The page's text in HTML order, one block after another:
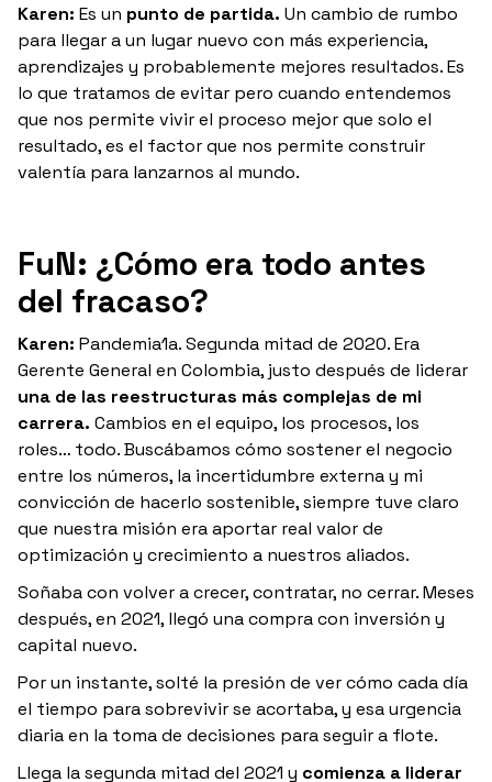
Karen: Es un punto de partida. Un cambio de rumbo
para llegar a un lugar nuevo con más experiencia,
aprendizajes y probablemente mejores resultados. Es
lo que tratamos de evitar pero cuando entendemos
que nos permite vivir el proceso mejor que solo el
resultado, es el factor que nos permite construir
valentía para lanzarnos al mundo.
FuN: ¿Cómo era todo antes
del fracaso?
Karen: Pandemia1a. Segunda mitad de 2020. Era
Gerente General en Colombia, justo después de liderar
una de las reestructuras más complejas de mi
carrera. Cambios en el equipo, los procesos, los
roles… todo. Buscábamos cómo sostener el negocio
entre los números, la incertidumbre externa y mi
convicción de hacerlo sostenible, siempre tuve claro
que nuestra misión era aportar real valor de
optimización y crecimiento a nuestros aliados.
Soñaba con volver a crecer, contratar, no cerrar. Meses
después, en 2021, llegó una compra con inversión y
capital nuevo.
Por un instante, solté la presión de ver cómo cada día
el tiempo para sobrevivir se acortaba, y esa urgencia
diaria en la toma de decisiones para seguir a flote.
Llega la segunda mitad del 2021 y comienza a liderar